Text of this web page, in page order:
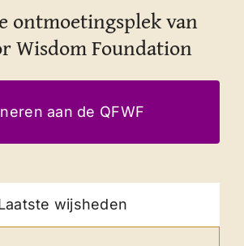
ontmoetingsplek van
Wisdom Foundation
aan de QFWF
wijsheden